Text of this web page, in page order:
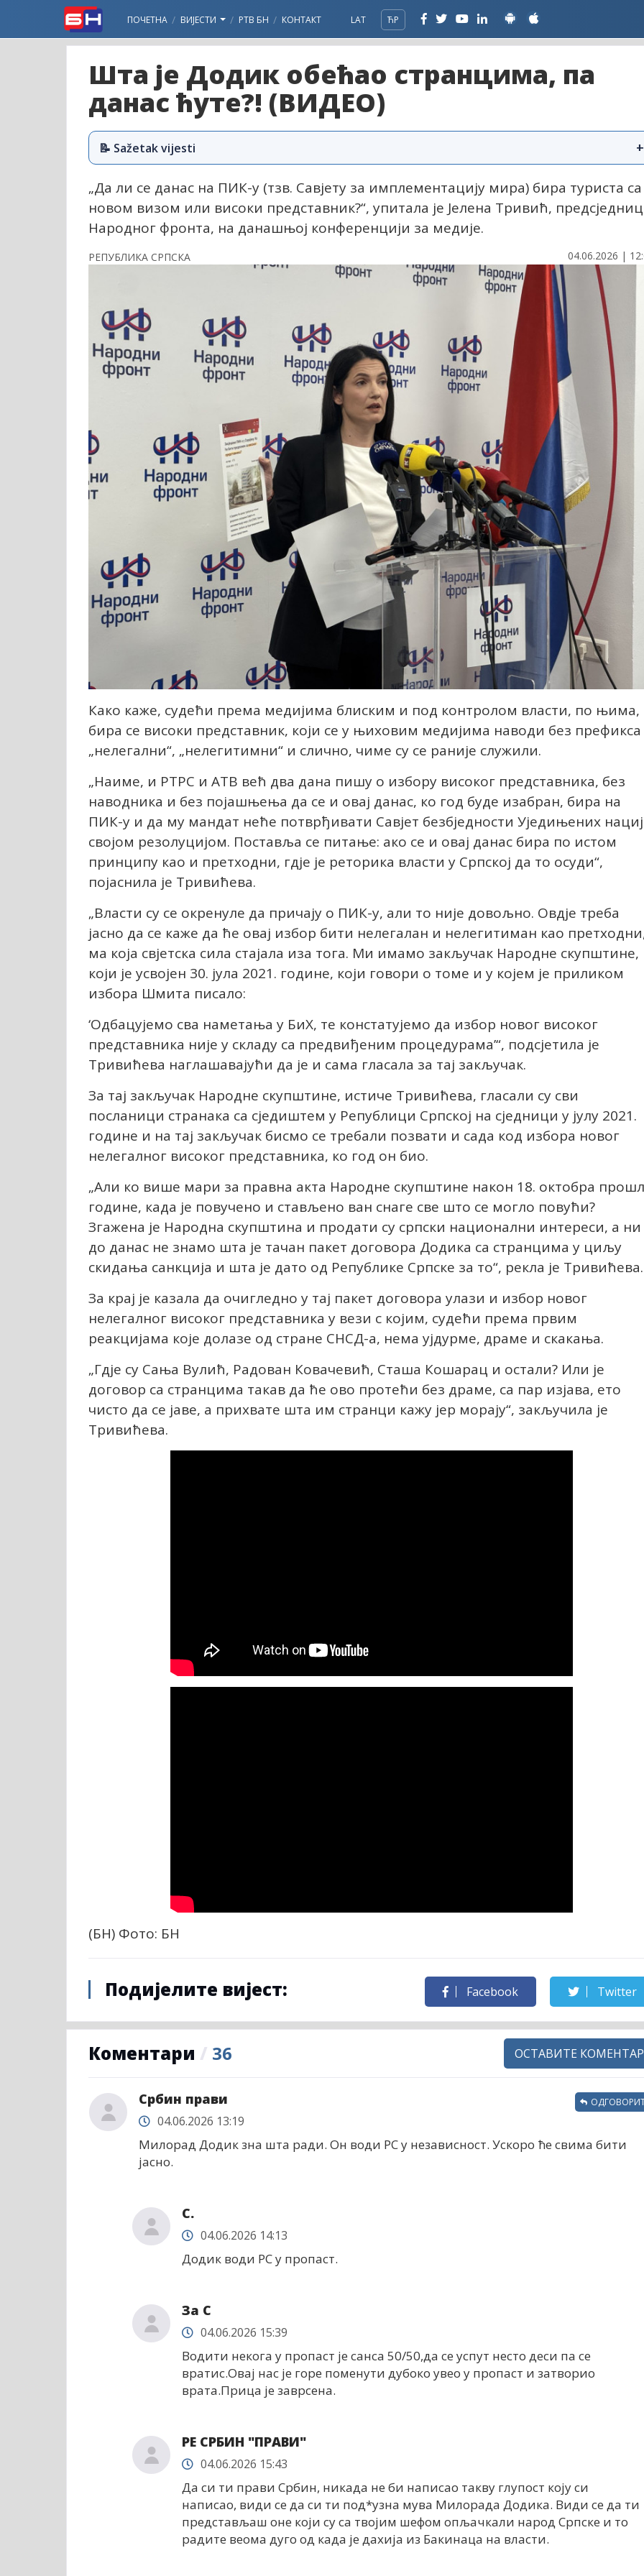
ПОЧЕТНА ВИЈЕСТИ РТВ БН КОНТАКТ LAT ЋР
Шта је Додик обећао странцима, па
данас ћуте?! (ВИДЕО)
📝 Sažetak vijesti +
„Да ли се данас на ПИК-у (тзв. Савјету за имплементацију мира) бира туриста са
новом визом или високи представник?“, упитала је Јелена Тривић,
Народног фронта, на данашњој конференцији за медије.
РЕПУБЛИКА СРПСКА 04.06.2026 |
Како каже, судећи према медијима блиским и под контролом власти, по њима,
бира се високи представник, који се у њиховим медијима наводи без префикса
„нелегални“, „нелегитимни“ и слично, чиме су се раније служили.
„Наиме, и РТРС и АТВ већ два дана пишу о избору високог представника, без
наводника и без појашњења да се и овај данас, ко год буде изабран, бира на
ПИК-у и да му мандат неће потврђивати Савјет безбједности Уједињених
својом резолуцијом. Поставља се питање: ако се и овај данас бира по истом
принципу као и претходни, гдје је реторика власти у Српској да то осуди“,
појаснила је Тривићева.
„Власти су се окренуле да причају о ПИК-у, али то није довољно. Овдје треба
јасно да се каже да ће овај избор бити нелегалан и нелегитиман као
ма која свјетска сила стајала иза тога. Ми имамо закључак Народне скупштине,
који је усвојен 30. јула 2021. године, који говори о томе и у којем је приликом
избора Шмита писало:
‘Одбацујемо сва наметања у БиХ, те констатујемо да избор новог високог
представника није у складу са предвиђеним процедурама’“, подсјетила је
Тривићева наглашавајући да је и сама гласала за тај закључак.
За тај закључак Народне скупштине, истиче Тривићева, гласали су сви
посланици странака са сједиштем у Републици Српској на сједници у јулу 2021.
године и на тај закључак бисмо се требали позвати и сада код избора новог
нелегалног високог представника, ко год он био.
„Али ко више мари за правна акта Народне скупштине након 18. октобра
године, када је повучено и стављено ван снаге све што се могло повући?
Згажена је Народна скупштина и продати су српски национални интереси, а ни
до данас не знамо шта је тачан пакет договора Додика са странцима у циљу
скидања санкција и шта је дато од Републике Српске за то“, рекла је Тривићева.
За крај је казала да очигледно у тај пакет договора улази и избор новог
нелегалног високог представника у вези с којим, судећи према првим
реакцијама које долазе од стране СНСД-а, нема ујдурме, драме и скакања.
„Гдје су Сања Вулић, Радован Ковачевић, Сташа Кошарац и остали? Или је
договор са странцима такав да ће ово протећи без драме, са пар изјава, ето
чисто да се јаве, а прихвате шта им странци кажу јер морају“, закључила је
Тривићева.
(БН) Фото: БН
Подијелите вијест: Facebook Twitter
Коментари / 36 ОСТАВИТЕ КОМЕНТАР
Србин прави
04.06.2026 13:19
Милорад Додик зна шта ради. Он води РС у независност. Ускоро ће свима бити
јасно.
С.
04.06.2026 14:13
Додик води РС у пропаст.
За С
04.06.2026 15:39
Водити некога у пропаст је санса 50/50,да се успут несто деси па се
вратис.Овај нас је горе поменути дубоко увео у пропаст и затворио
врата.Прица је заврсена.
РЕ СРБИН "ПРАВИ"
04.06.2026 15:43
Да си ти прави Србин, никада не би написао такву глупост коју си
написао, види се да си ти под*узна мува Милорада Додика. Види се да ти
представљаш оне који су са твојим шефом опљачкали народ Српске и то
радите веома дуго од када је дахија из Бакинаца на власти.